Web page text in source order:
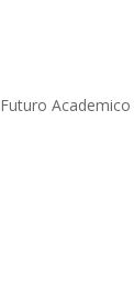
Futuro Academico